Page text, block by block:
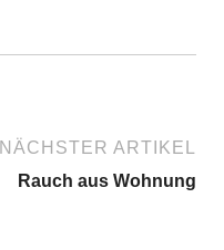
NÄCHSTER ARTIKEL
Rauch aus Wohnung